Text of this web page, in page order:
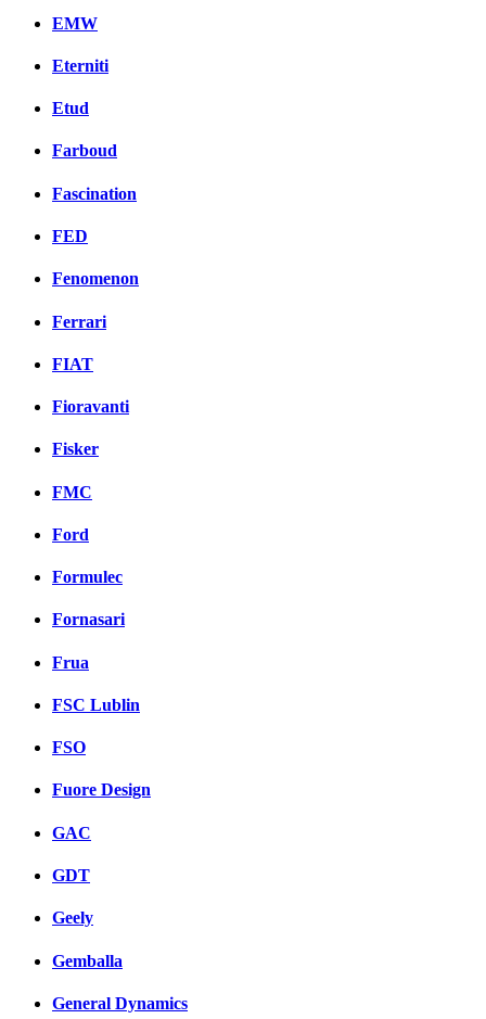
EMW
Eterniti
Etud
Farboud
Fascination
FED
Fenomenon
Ferrari
FIAT
Fioravanti
Fisker
FMC
Ford
Formulec
Fornasari
Frua
FSC Lublin
FSO
Fuore Design
GAC
GDT
Geely
Gemballa
General Dynamics